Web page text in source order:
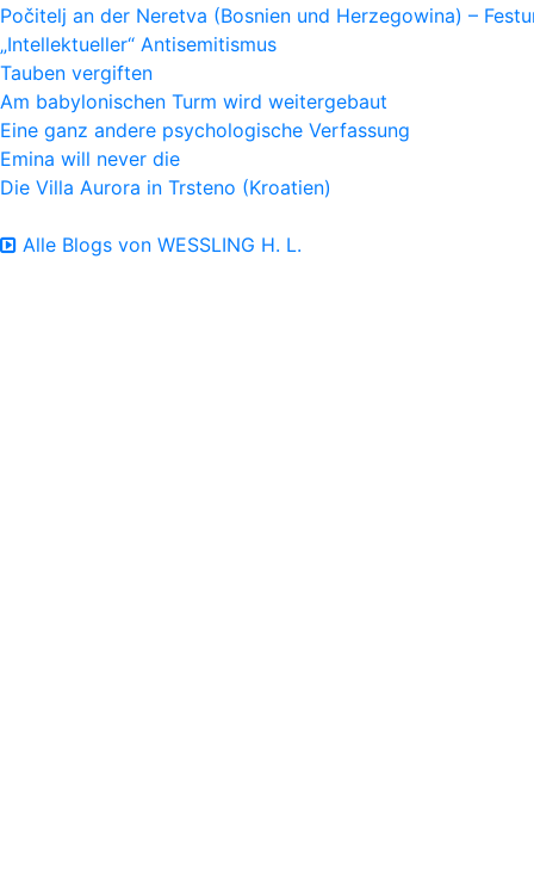
Počitelj an der Neretva (Bosnien und Herzegowina) –
„Intellektueller“ Antisemitismus
Tauben vergiften
Am babylonischen Turm wird weitergebaut
Eine ganz andere psychologische Verfassung
Emina will never die
Die Villa Aurora in Trsteno (Kroatien)
Alle Blogs von WESSLING H. L.